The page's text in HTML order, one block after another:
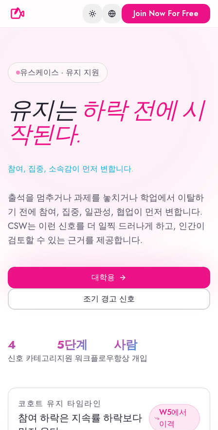
Toggle theme
Change language
Join Now For Free
유스케이스 · 유지 지원
유지는 하락 전에 시
작된다.
참여, 집중, 소속감이 먼저 변합니다.
출석을 멈추거나 과제를 놓치거나 학업에서 이탈하
기 전에 참여, 집중, 일관성, 협업이 먼저 변합니다.
CSW는 이런 신호를 더 일찍 드러나게 하고, 인간이
검토할 수 있는 근거를 제공합니다.
대학용
조기 경고 신호
4
신호 카테고리
5단계
지원 워크플로우
사람
항상 개입
코호트 유지 타임라인
참여 하락은 지속률 하락보다
W5에서
이격